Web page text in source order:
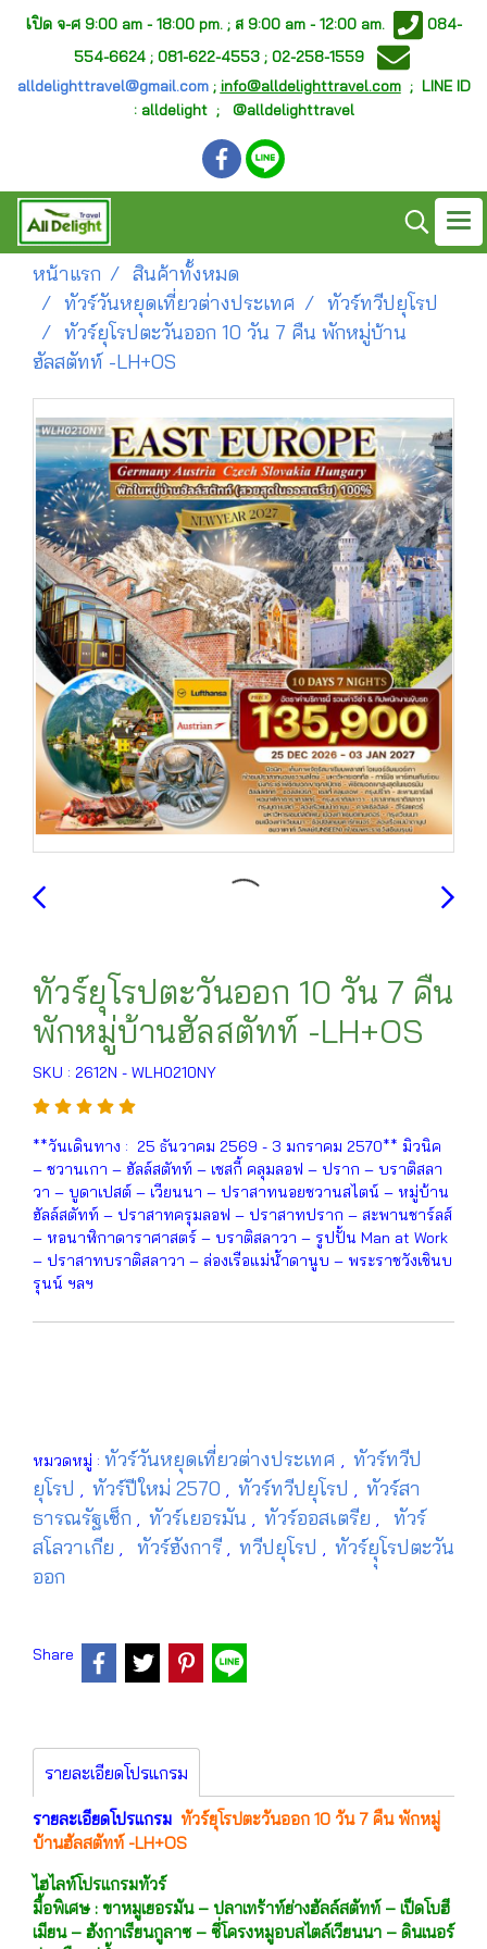
เปิด จ-ศ 9:00 am - 18:00 pm. ; ส 9:00 am - 12:00 am.
084-
554-6624 ; 081-622-4553 ; 02-258-1559
alldelighttravel@gmail.com; info@alldelighttravel.com; LINE ID
: alldelight ; @alldelighttravel
หน้าแรก
สินค้าทั้งหมด
ทัวร์วันหยุดเที่ยวต่างประเทศ
ทัวร์ทวีปยุโรป
ทัวร์ยุโรปตะวันออก 10 วัน 7 คืน พักหมู่บ้าน
ฮัลสตัทท์ -LH+OS
ทัวร์ยุโรปตะวันออก 10 วัน 7 คืน
พักหมู่บ้านฮัลสตัทท์ -LH+OS
SKU : 2612N - WLH0210NY
**วันเดินทาง : 25 ธันวาคม 2569 - 3 มกราคม 2570** มิวนิค
– ชวานเกา – ฮัลล์สตัทท์ – เชสกี้ คลุมลอฟ – ปราก – บราติสลา
วา – บูดาเปสต์ – เวียนนา – ปราสาทนอยชวานสไตน์ – หมู่บ้าน
ฮัลล์สตัทท์ – ปราสาทครุมลอฟ – ปราสาทปราก – สะพานชาร์ลส์
– หอนาฬิกาดาราศาสตร์ – บราติสลาวา – รูปปั้น Man at Work
– ปราสาทบราติสลาวา – ล่องเรือแม่น้ำดานูบ – พระราชวังเชินบ
รุนน์ ฯลฯ
หมวดหมู่ : ทัวร์วันหยุดเที่ยวต่างประเทศ , ทัวร์ทวีป
ยุโรป , ทัวร์ปีใหม่ 2570 , ทัวร์ทวีปยุโรป , ทัวร์สา
ธารณรัฐเช็ก , ทัวร์เยอรมัน , ทัวร์ออสเตรีย ,
ทัวร์
สโลวาเกีย , ทัวร์ฮังการี , ทวีปยุโรป , ทัวร์ยุุโรปตะวัน
ออก
Share
รายละเอียดโปรแกรม
รายละเอียดโปรแกรม ทัวร์ยุโรปตะวันออก 10 วัน 7 คืน พักหมู่
บ้านฮัลสตัทท์ -LH+OS
ไฮไลท์โปรแกรมทัวร์
มื้อพิเศษ : ขาหมูเยอรมัน – ปลาเทร้าท์ย่างฮัลล์สตัทท์ – เป็ดโบฮี
เมียน – ฮังกาเรียนกูลาซ – ซี่โครงหมูอบสไตล์เวียนนา – ดินเนอร์